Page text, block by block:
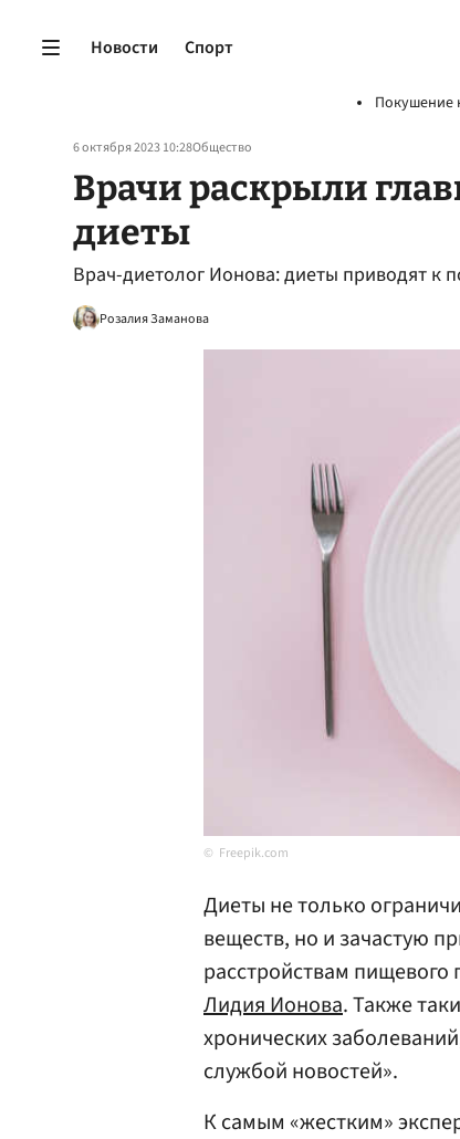
Новости Спорт
Покушение
6 октября 2023 10:28Общество
Врачи раскрыли
диеты
Врач-диетолог Ионова: диеты приводят к
Розалия Заманова
Freepik.com
Диеты не только
веществ, но и зачастую
расстройствам
Лидия Ионова. Также
хронических
службой новостей».
К самым «жестким»